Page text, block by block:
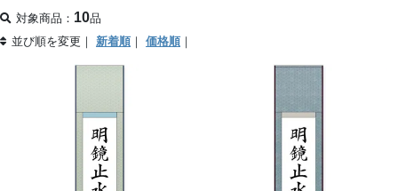
対象商品： 10品
並び順を変更｜ 新着順｜ 価格順｜